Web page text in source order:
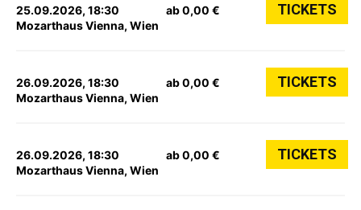
25.09.2026, 18:30
Mozarthaus Vienna, Wien
ab 0,00 € TICKETS
26.09.2026, 18:30
Mozarthaus Vienna, Wien
ab 0,00 € TICKETS
26.09.2026, 18:30
Mozarthaus Vienna, Wien
ab 0,00 € TICKETS